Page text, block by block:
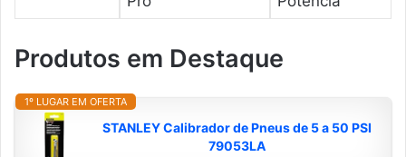
Produtos em Destaque
1º LUGAR EM OFERTA
STANLEY Calibrador de Pneus de 5 a 50 PSI
79053LA